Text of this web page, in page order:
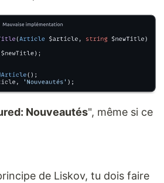
Nouveautés", même si ce
de Liskov, tu dois faire